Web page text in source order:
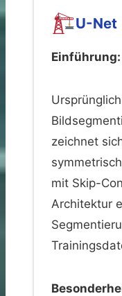
U-Net
Einführung:
zeichnet
mit Skip-
Architektur